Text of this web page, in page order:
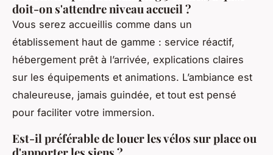
doit-on s'attendre niveau accueil ?
Vous serez accueillis comme dans un
établissement haut de gamme : service réactif,
hébergement prêt à l’arrivée, explications claires
sur les équipements et animations. L’ambiance est
chaleureuse, jamais guindée, et tout est pensé
pour faciliter votre immersion.
Est-il préférable de louer les vélos sur place ou